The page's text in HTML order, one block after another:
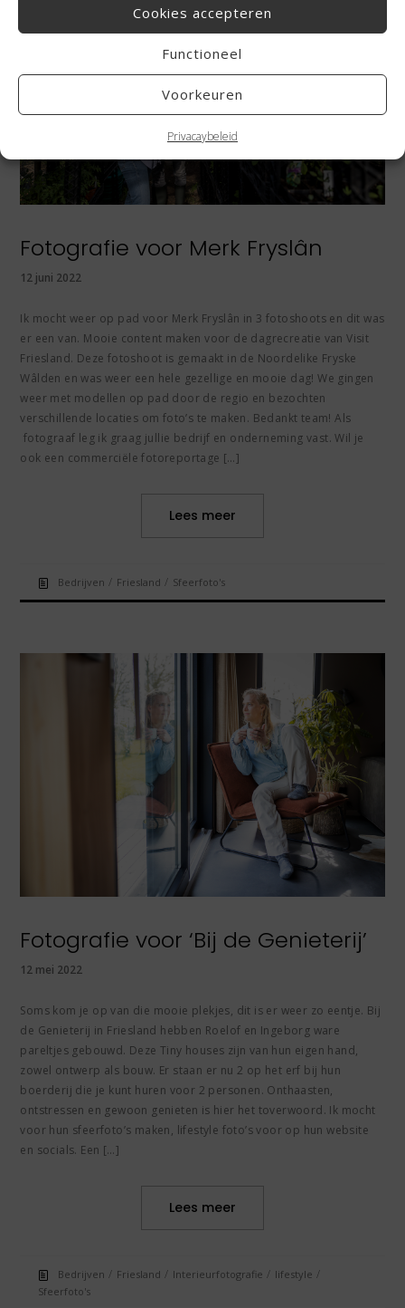
Cookies accepteren
Functioneel
Voorkeuren
Privacaybeleid
Fotografie voor Merk Fryslân
12 juni 2022
Ik mocht weer op pad voor Merk Fryslân in 3 fotoshoots en dit was
er een van. Mooie content maken voor de dagrecreatie van Visit
Friesland. Deze fotoshoot is gemaakt in de Noordelike Fryske
Wâlden en was weer een hele gezellige en mooie dag! We gingen
weer met modellen op pad door de regio en bezochten
verschillende locaties om foto’s te maken. Bedankt team! Als
fotograaf leg ik graag jullie bedrijf en onderneming vast. Wil je
ook een commerciële fotoreportage […]
Lees meer
Bedrijven / Friesland / Sfeerfoto's
Fotografie voor ‘Bij de Genieterij’
12 mei 2022
Soms kom je op van die mooie plekjes, dit is er weer zo eentje. Bij
de Genieterij in Friesland hebben Roelof en Ingeborg ware
pareltjes gebouwd. Deze Tiny houses zijn van hun eigen hand,
zowel ontwerp als bouw. Er staan er nu 2 op het erf bij hun
boerderij die je kunt huren voor 2 personen. Onthaasten,
ontstressen en gewoon genieten is hier het toverwoord. Ik mocht
voor hun sfeerfoto’s maken, lifestyle foto’s voor op hun website
en socials. Een […]
Lees meer
Bedrijven / Friesland / Interieurfotografie / lifestyle /
Sfeerfoto's